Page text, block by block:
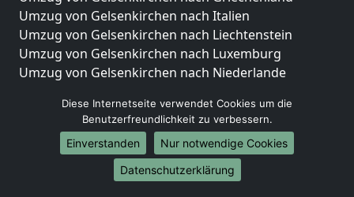
Umzug von Gelsenkirchen nach Italien
Umzug von Gelsenkirchen nach Liechtenstein
Umzug von Gelsenkirchen nach Luxemburg
Umzug von Gelsenkirchen nach Niederlande
Umzüge-Deutschlandweit
Umzug von Gelsenkirchen nach Berlin
Umzug von Gelsenkirchen nach Hamburg
Umzug von Gelsenkirchen nach München
Diese Internetseite verwendet Cookies um die
Benutzerfreundlichkeit zu verbessern.
Einverstanden
Nur notwendige Cookies
Datenschutzerklärung